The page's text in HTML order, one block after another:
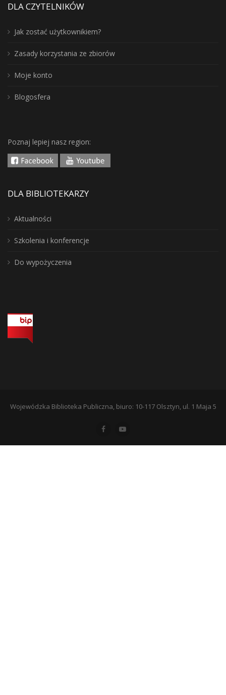
DLA CZYTELNIKÓW
Jak zostać użytkownikiem?
Zasady korzystania ze zbiorów
Moje konto
Blogosfera
Poznaj lepiej nasz region:
DLA BIBLIOTEKARZY
Aktualności
Szkolenia i konferencje
Do wypożyczenia
Wojewódzka Biblioteka Publiczna, biuro: 10-117 Olsztyn, ul. 1 Maja 5